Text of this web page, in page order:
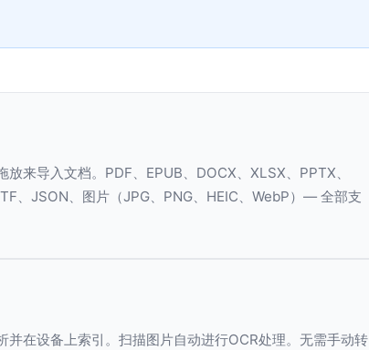
来导入文档。PDF、EPUB、DOCX、XLSX、PPTX、
、JSON、图片（JPG、PNG、HEIC、WebP）— 全部支
并在设备上索引。扫描图片自动进行OCR处理。无需手动转